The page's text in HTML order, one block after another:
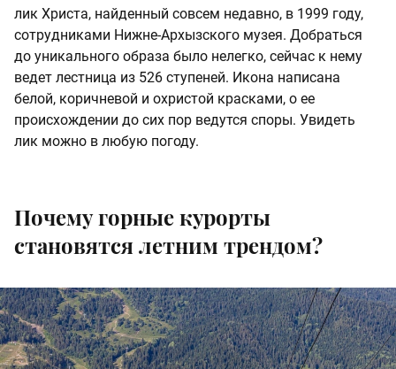
лик Христа, найденный совсем недавно, в 1999 году,
сотрудниками Нижне-Архызского музея. Добраться
до уникального образа было нелегко, сейчас к нему
ведет лестница из 526 ступеней. Икона написана
белой, коричневой и охристой красками, о ее
происхождении до сих пор ведутся споры. Увидеть
лик можно в любую погоду.
Почему горные курорты
становятся летним трендом?